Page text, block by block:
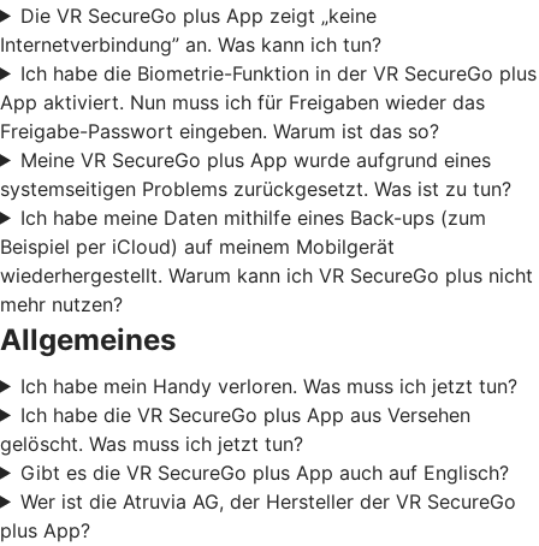
Die VR SecureGo plus App zeigt „keine
Internetverbindung” an. Was kann ich tun?
Ich habe die Biometrie-Funktion in der VR SecureGo plus
App aktiviert. Nun muss ich für Freigaben wieder das
Freigabe-Passwort eingeben. Warum ist das so?
Meine VR SecureGo plus App wurde aufgrund eines
systemseitigen Problems zurückgesetzt. Was ist zu tun?
Ich habe meine Daten mithilfe eines Back-ups (zum
Beispiel per iCloud) auf meinem Mobilgerät
wiederhergestellt. Warum kann ich VR SecureGo plus nicht
mehr nutzen?
Allgemeines
Ich habe mein Handy verloren. Was muss ich jetzt tun?
Ich habe die VR SecureGo plus App aus Versehen
gelöscht. Was muss ich jetzt tun?
Gibt es die VR SecureGo plus App auch auf Englisch?
Wer ist die Atruvia AG, der Hersteller der VR SecureGo
plus App?